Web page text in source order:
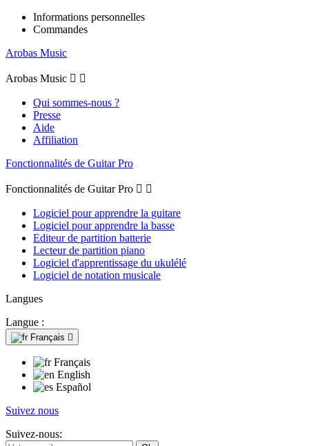
Informations personnelles
Commandes
Arobas Music
Arobas Music  
Qui sommes-nous ?
Presse
Aide
Affiliation
Fonctionnalités de Guitar Pro
Fonctionnalités de Guitar Pro  
Logiciel pour apprendre la guitare
Logiciel pour apprendre la basse
Editeur de partition batterie
Lecteur de partition piano
Logiciel d'apprentissage du ukulélé
Logiciel de notation musicale
Langues
Langue :
Français 
Français
English
Español
Suivez nous
Suivez-nous: